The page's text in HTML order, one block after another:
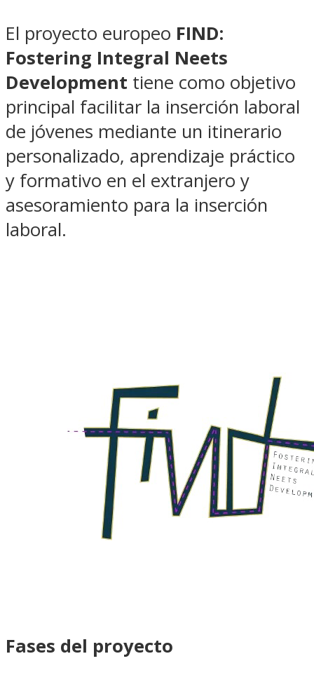
El proyecto europeo FIND:
Fostering Integral Neets
Development tiene como objetivo
principal facilitar la inserción laboral
de jóvenes mediante un itinerario
personalizado, aprendizaje práctico
y formativo en el extranjero y
asesoramiento para la inserción
laboral.
Fases del proyecto